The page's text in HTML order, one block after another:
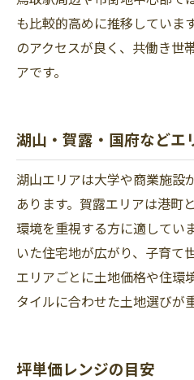
も比較的高めに推移していま
のアクセスが良く、共働き世
アです。
湖山・賀露・国府などエ
湖山エリアは大学や商業施設
あります。賀露エリアは港町
環境を重視する方に適してい
いた住宅地が広がり、子育て
エリアごとに土地価格や住環
タイルに合わせた土地選びが
坪単価レンジの目安